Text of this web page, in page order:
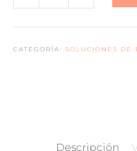
CATEGORÍA: SOLUCIONES DE
Descripción